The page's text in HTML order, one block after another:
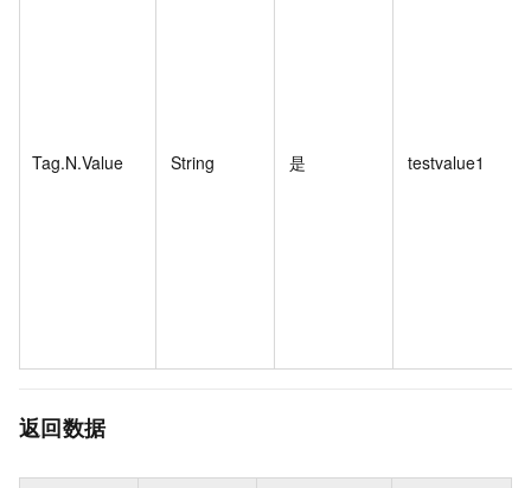
Tag.N.Value String 是 testvalue1
返回数据